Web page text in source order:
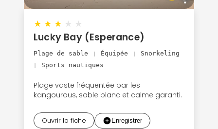
★ ★ ★ ★ ★
Lucky Bay (Esperance)
Plage de sable Équipée Snorkeling
Sports nautiques
Plage vaste fréquentée par les
kangourous, sable blanc et calme garanti.
Ouvrir la fiche